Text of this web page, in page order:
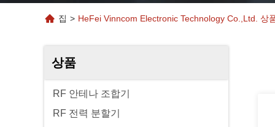
집 > HeFei Vinncom Electronic Technology Co.,Ltd. 상
상품
RF 안테나 조합기
RF 전력 분할기